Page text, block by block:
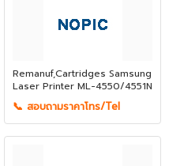
Remanuf,Cartridges Samsung
Laser Printer ML-4550/4551N
📞 สอบถามราคาโทร/Tel